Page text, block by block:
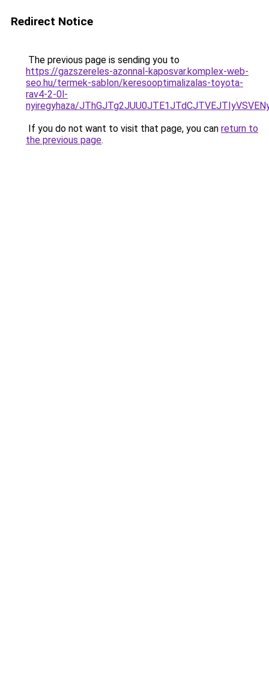
Redirect Notice
The previous page is sending you to
https://gazszereles-azonnal-kaposvar.komplex-web-
seo.hu/termek-sablon/keresooptimalizalas-toyota-
rav4-2-0l-
nyiregyhaza/
If you do not want to visit that page, you can return to
the previous page.